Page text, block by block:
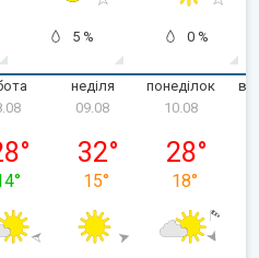
5 % 0 %
°
°
неділя
09.08
32°
15°
понеділок
10.08
28°
18°